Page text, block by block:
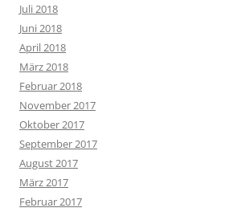
Juli 2018
Juni 2018
April 2018
März 2018
Februar 2018
November 2017
Oktober 2017
September 2017
August 2017
März 2017
Februar 2017